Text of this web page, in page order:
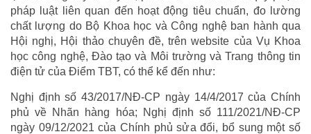
pháp luật liên quan đến hoạt động tiêu chuẩn, đo lường
chất lượng do Bộ Khoa học và Công nghệ ban hành qua
Hội nghị, Hội thảo chuyên đề, trên website của Vụ Khoa
học công nghệ, Đào tạo và Môi trường và Trang thông tin
điện tử của Điểm TBT, có thể kể đến như:
Nghị định số 43/2017/NĐ-CP ngày 14/4/2017 của Chính
phủ về Nhãn hàng hóa; Nghị định số 111/2021/NĐ-CP
ngày 09/12/2021 của Chính phủ sửa đổi, bổ sung một số